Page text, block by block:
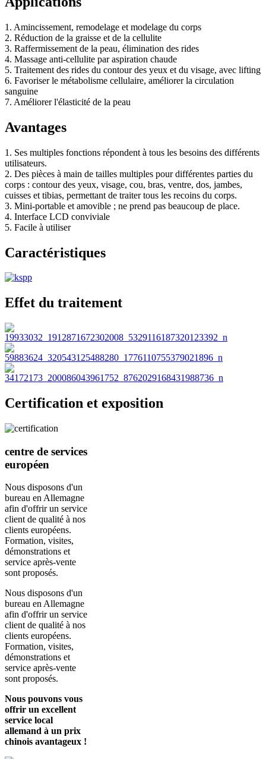
1. Amincissement, remodelage et modelage du corps
2. Réduction de la graisse et de la cellulite
3. Raffermissement de la peau, élimination des rides
4. Massage anti-cellulite par aspiration chaude
5. Traitement des rides du contour des yeux et du visage, avec lifting
6. Favoriser le métabolisme cellulaire, améliorer la circulation
sanguine
7. Améliorer l'élasticité de la peau
Avantages
1. Ses multiples fonctions répondent à tous les besoins des différents
utilisateurs.
2. Des pièces à main de tailles multiples pour différentes parties du
corps : contour des yeux, visage, cou, bras, ventre, dos, jambes,
cuisses et tibias, permettant de traiter tous les recoins du corps.
3. Mini-portable et amovible ; ne prend pas beaucoup de place.
4. Interface LCD conviviale
5. Facile à utiliser
Caractéristiques
Effet du traitement
Certification et exposition
centre de services
européen
Nous disposons d'un
bureau en Allemagne
afin d'offrir un service
client de qualité à nos
clients européens.
Formation, visites,
démonstrations et
service après-vente
sont proposés.
Nous disposons d'un
bureau en Allemagne
afin d'offrir un service
client de qualité à nos
clients européens.
Formation, visites,
démonstrations et
service après-vente
sont proposés.
Nous pouvons vous
offrir un excellent
service local
allemand à un prix
chinois avantageux !